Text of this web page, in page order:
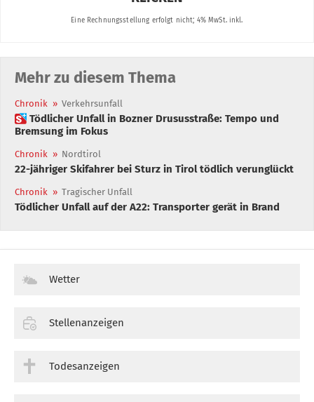
Mehr zu diesem Thema
Chronik » Verkehrsunfall
 Tödlicher Unfall in Bozner Drususstraße: Tempo und
Bremsung im Fokus
Chronik » Nordtirol
22-jähriger Skifahrer bei Sturz in Tirol tödlich verunglückt
Chronik » Tragischer Unfall
Tödlicher Unfall auf der A22: Transporter gerät in Brand
Wetter
Stellenanzeigen
Todesanzeigen